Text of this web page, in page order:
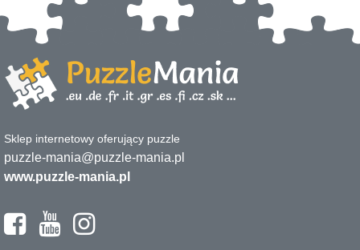
Sklep internetowy oferujący puzzle
puzzle-mania@puzzle-mania.pl
www.puzzle-mania.pl